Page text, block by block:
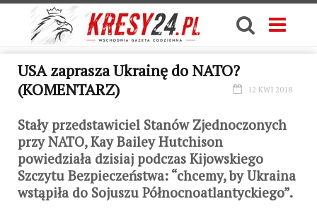
USA zaprasza Ukrainę do NATO?
(KOMENTARZ)
12 KWI 2018
Stały przedstawiciel Stanów Zjednoczonych
przy NATO, Kay Bailey Hutchison
powiedziała dzisiaj podczas Kijowskiego
Szczytu Bezpieczeństwa: “chcemy, by Ukraina
wstąpiła do Sojuszu Północnoatlantyckiego”.